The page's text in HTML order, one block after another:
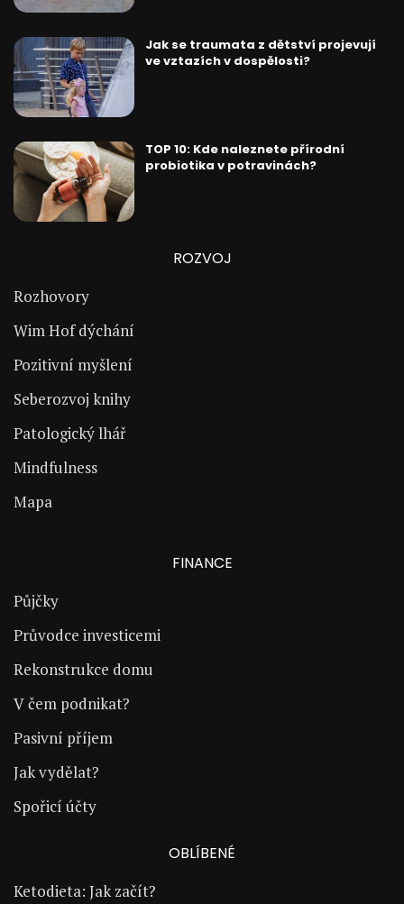
Jak se traumata z dětství projevují
ve vztazích v dospělosti?
TOP 10: Kde naleznete přírodní
probiotika v potravinách?
ROZVOJ
Rozhovory
Wim Hof dýchání
Pozitivní myšlení
Seberozvoj knihy
Patologický lhář
Mindfulness
Mapa
FINANCE
Půjčky
Průvodce investicemi
Rekonstrukce domu
V čem podnikat?
Pasivní příjem
Jak vydělat?
Spořicí účty
OBLÍBENÉ
Ketodieta: Jak začít?